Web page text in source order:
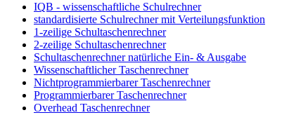
IQB - wissenschaftliche Schulrechner
standardisierte Schulrechner mit Verteilungsfunktion
1-zeilige Schultaschenrechner
2-zeilige Schultaschenrechner
Schultaschenrechner natürliche Ein- & Ausgabe
Wissenschaftlicher Taschenrechner
Nichtprogrammierbarer Taschenrechner
Programmierbarer Taschenrechner
Overhead Taschenrechner